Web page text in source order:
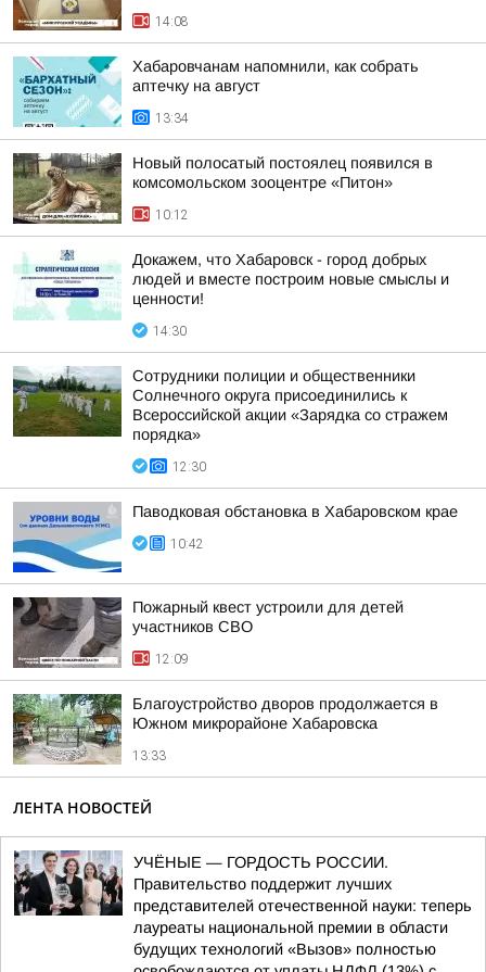
14:08
Хабаровчанам напомнили, как собрать
аптечку на август
13:34
Новый полосатый постоялец появился в
комсомольском зооцентре «Питон»
10:12
Докажем, что Хабаровск - город добрых
людей и вместе построим новые смыслы и
ценности!
14:30
Сотрудники полиции и общественники
Солнечного округа присоединились к
Всероссийской акции «Зарядка со стражем
порядка»
12:30
Паводковая обстановка в Хабаровском крае
10:42
Пожарный квест устроили для детей
участников СВО
12:09
Благоустройство дворов продолжается в
Южном микрорайоне Хабаровска
13:33
ЛЕНТА НОВОСТЕЙ
УЧЁНЫЕ — ГОРДОСТЬ РОССИИ.
Правительство поддержит лучших
представителей отечественной науки: теперь
лауреаты национальной премии в области
будущих технологий «Вызов» полностью